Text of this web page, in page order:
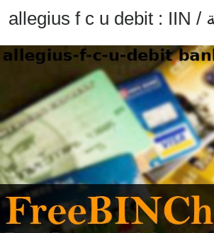
Credit
Card
Validator
Credit
Generator
Random
Credit
Card
Generator
Generate
Credit